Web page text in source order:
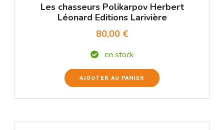
Les chasseurs Polikarpov Herbert
Léonard Editions Larivière
80,00 €
en stock
AJOUTER AU PANIER